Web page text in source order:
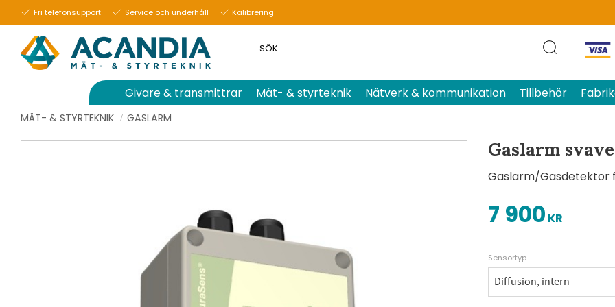
Fri telefonsupport Service och underhåll Kalibrering
Givare & transmittrar Mät- & styrteknik Nätverk & kommunikation Tillbehör
MÄT- & STYRTEKNIK GASLARM
Gaslarm
Gaslarm/Gasdetektor
7 900 KR
Sensortyp
Baserat